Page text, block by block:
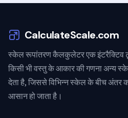
CalculateScale.com
स्केल रूपांतरण कैलकुलेटर एक
किसी भी वस्तु के आकार की गणना अन्य
देता है, जिससे विभिन्न स्केल के बीच अंतर
आसान हो जाता है।